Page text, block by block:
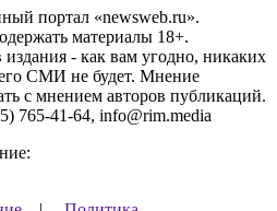
портал «newsweb.ru».
материалы 18+.
- как вам угодно, никаких
СМИ не будет. Мнение
с мнением авторов публикаций.
765-41-64, info@rim.media